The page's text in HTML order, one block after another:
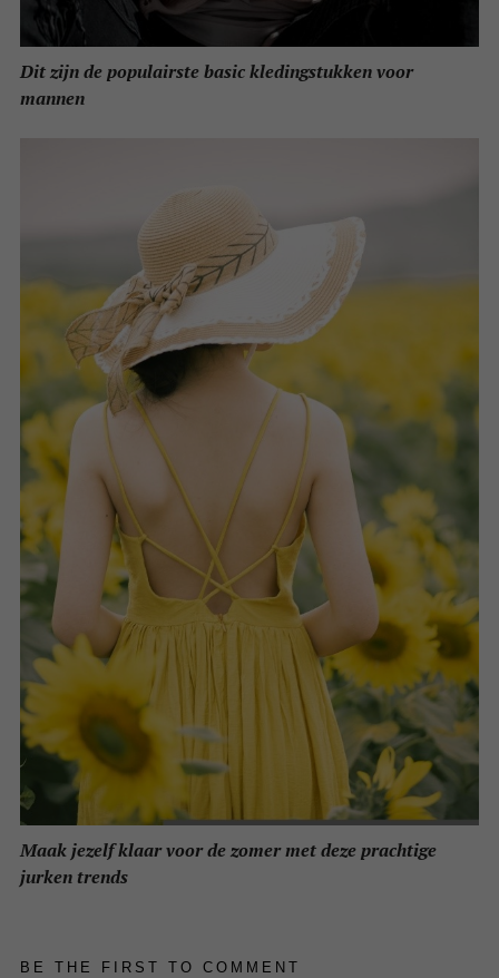
Dit zijn de populairste basic kledingstukken voor
mannen
Maak jezelf klaar voor de zomer met deze prachtige
jurken trends
BE THE FIRST TO COMMENT